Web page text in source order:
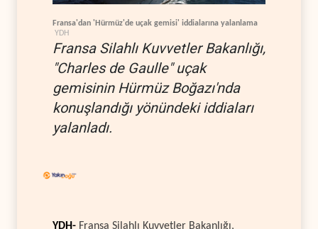
Fransa'dan 'Hürmüz'de uçak gemisi' iddialarına yalanlama
YDH
Fransa Silahlı Kuvvetler Bakanlığı,
"Charles de Gaulle" uçak
gemisinin Hürmüz Boğazı'nda
konuşlandığı yönündeki iddiaları
yalanladı.
YDH- Fransa Silahlı Kuvvetler Bakanlığı,